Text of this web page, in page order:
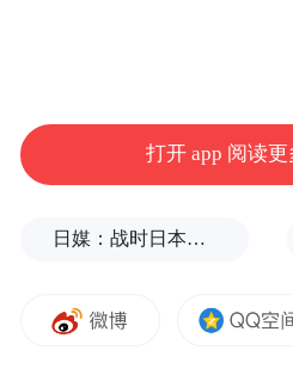
蒙丹燕：选好案例是成
点挖掘涉农或“总对总”
感的案件，避开敏感雷
在嘉宾授课环节，四位
打开 app 阅读
日媒：战时日本多所大学进行输血人体实验，向患者注射动物血